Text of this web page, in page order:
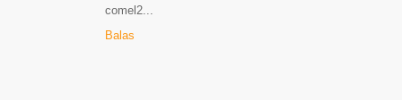
comel2...
Balas